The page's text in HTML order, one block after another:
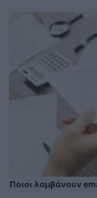
Ποιοι λαμβάνουν